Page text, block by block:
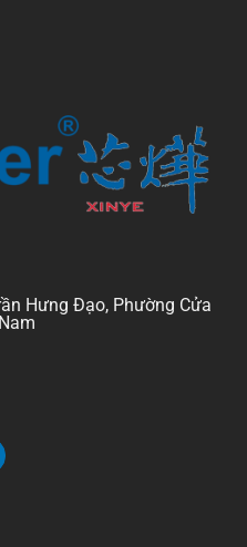
Hưng Đạo, Phường Cửa